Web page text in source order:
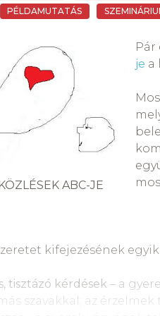
a könyves
lenyírta
mint te! – mondta
gyerek?)
a világ:
PÉLDAMUTATÁS
ABC-JE
Pár
je a
kifejezésének
tisztázó kérdések – a
szavakkal; az